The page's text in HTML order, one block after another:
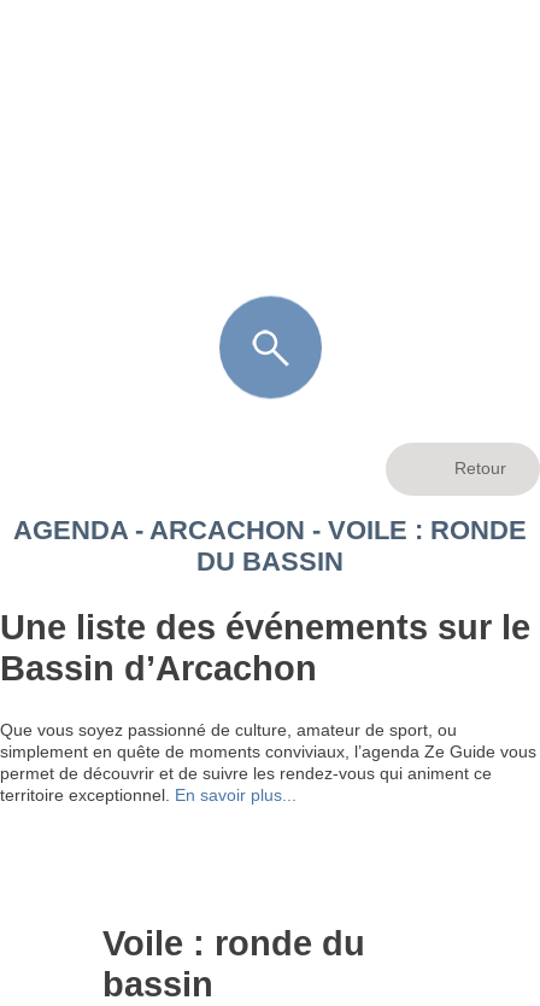
AGENDA - ARCACHON - VOILE : RONDE
DU BASSIN
Une liste des événements sur le
Bassin d’Arcachon
Que vous soyez passionné de culture, amateur de sport, ou
simplement en quête de moments conviviaux, l’agenda Ze Guide vous
permet de découvrir et de suivre les rendez-vous qui animent ce
territoire exceptionnel. En savoir plus...
Voile : ronde du
bassin